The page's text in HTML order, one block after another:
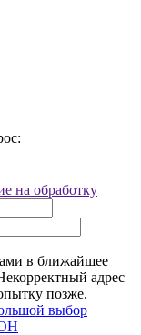
на обработку
в ближайшее
адрес
позже.
выбор